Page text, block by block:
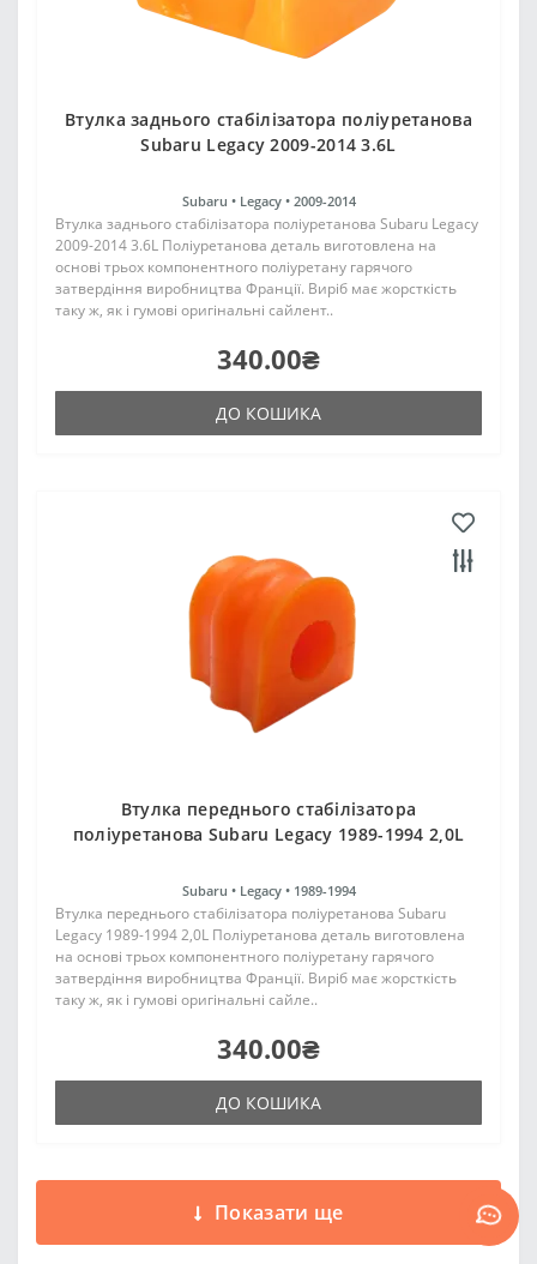
Втулка заднього стабілізатора поліуретанова
Subaru Legacy 2009-2014 3.6L
Subaru • Legacy • 2009-2014
Втулка заднього стабілізатора поліуретанова Subaru Legacy
2009-2014 3.6L Поліуретанова деталь виготовлена на
основі трьох компонентного поліуретану гарячого
затвердіння виробництва Франції. Виріб має жорсткість
таку ж, як і гумові оригінальні сайлент..
340.00₴
ДО КОШИКА
Втулка переднього стабілізатора
поліуретанова Subaru Legacy 1989-1994 2,0L
Subaru • Legacy • 1989-1994
Втулка переднього стабілізатора поліуретанова Subaru
Legacy 1989-1994 2,0L Поліуретанова деталь виготовлена
на основі трьох компонентного поліуретану гарячого
затвердіння виробництва Франції. Виріб має жорсткість
таку ж, як і гумові оригінальні сайле..
340.00₴
ДО КОШИКА
Показати ще